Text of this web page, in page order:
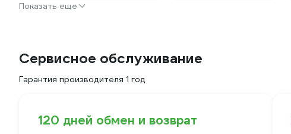
Показать еще
Сервисное обслуживание
Гарантия производителя 1 год
120 дней обмен и возврат